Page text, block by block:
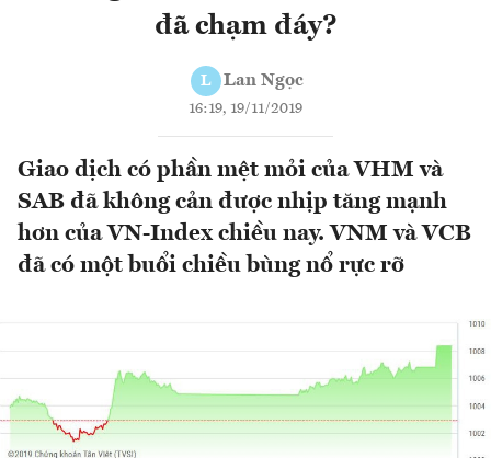
đã chạm đáy?
L Lan Ngọc
16:19, 19/11/2019
Giao dịch có phần mệt mỏi của VHM và
SAB đã không cản được nhịp tăng mạnh
hơn của VN-Index chiều nay. VNM và VCB
đã có một buổi chiều bùng nổ rực rỡ